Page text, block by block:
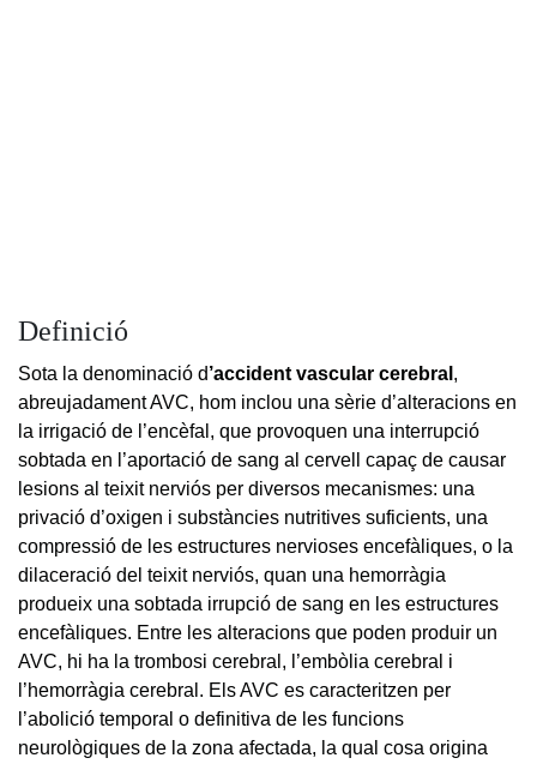
Definició
Sota la denominació d’accident vascular cerebral ,
abreujadament AVC, hom inclou una sèrie d’alteracions en
la irrigació de l’encèfal, que provoquen una interrupció
sobtada en l’aportació de sang al cervell capaç de causar
lesions al teixit nerviós per diversos mecanismes: una
privació d’oxigen i substàncies nutritives suficients, una
compressió de les estructures nervioses encefàliques, o la
dilaceració del teixit nerviós, quan una hemorràgia
produeix una sobtada irrupció de sang en les estructures
encefàliques. Entre les alteracions que poden produir un
AVC, hi ha la trombosi cerebral, l’embòlia cerebral i
l’hemorràgia cerebral. Els AVC es caracteritzen per
l’abolició temporal o definitiva de les funcions
neurològiques de la zona afectada, la qual cosa origina